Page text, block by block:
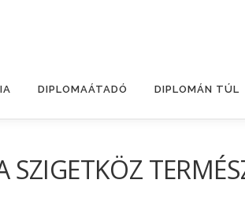
DIPLOMAÁTADÓ DIPLOMÁN TÚL